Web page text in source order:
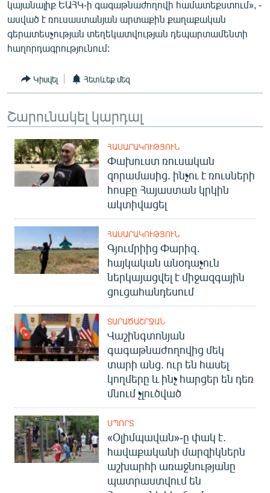
ՍՊՈՐՏ
ՄԵԿՆԱԲԱՆՈՒԹՅՈՒՆ
ՏՏ ԵՒ ԻՆՏԵՐՆԵՏ
ԿՈՐՈՆԱՎԻՐՈՒՍ
ԱՐԽԻՎ
ՏԵՍԱՆՅՈՒԹԵՐ
ԲԱՆԱՎԵՃ
ՁԳՏԵԼՈՎ ԼԱՎԱԳՈՒՅՆԻՆ
ՓՈԴՔԱՍԹ
Русский
«Ազատության» բոլոր կայքերը
կայանալիք ԵԱՀԿ-ի գագաթնաժողովի համատեքստում», -
ասված է ռուսաստանյան արտաքին քաղաքական
գերատեսչության տեղեկատվության դեպարտամենտի
հաղորդագրությունում:
Կիսվել Հետևեք մեզ
Շարունակել կարդալ
ՀԱՍԱՐԱԿՈՒԹՅՈՒՆ
Փախուստ ռուսական
զորամասից. ինչու է ռուսների
հոսքը Հայաստան կրկին
ակտիվացել
ՀԱՍԱՐԱԿՈՒԹՅՈՒՆ
Գյումրիից Փարիզ․
հայկական անօդաչուն
ներկայացվել է միջազգային
ցուցահանդեսում
ՏԱՐԱԾԱՇՐՋԱՆ
Վաշինգտոնյան
գագաթնաժողովից մեկ
տարի անց. ուր են հասել
կողմերը և ինչ հարցեր են դեռ
մնում չլուծված
ՍՊՈՐՏ
«Օլիմպավան»-ը փակ է.
հավաքականի մարզիկներն
աշխարհի առաջնությանը
պատրաստվում են